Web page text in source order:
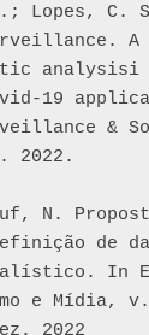
Lopes, C.
A
analysisi
19
&
2022.
N.
de
In
e Mídia,
2022